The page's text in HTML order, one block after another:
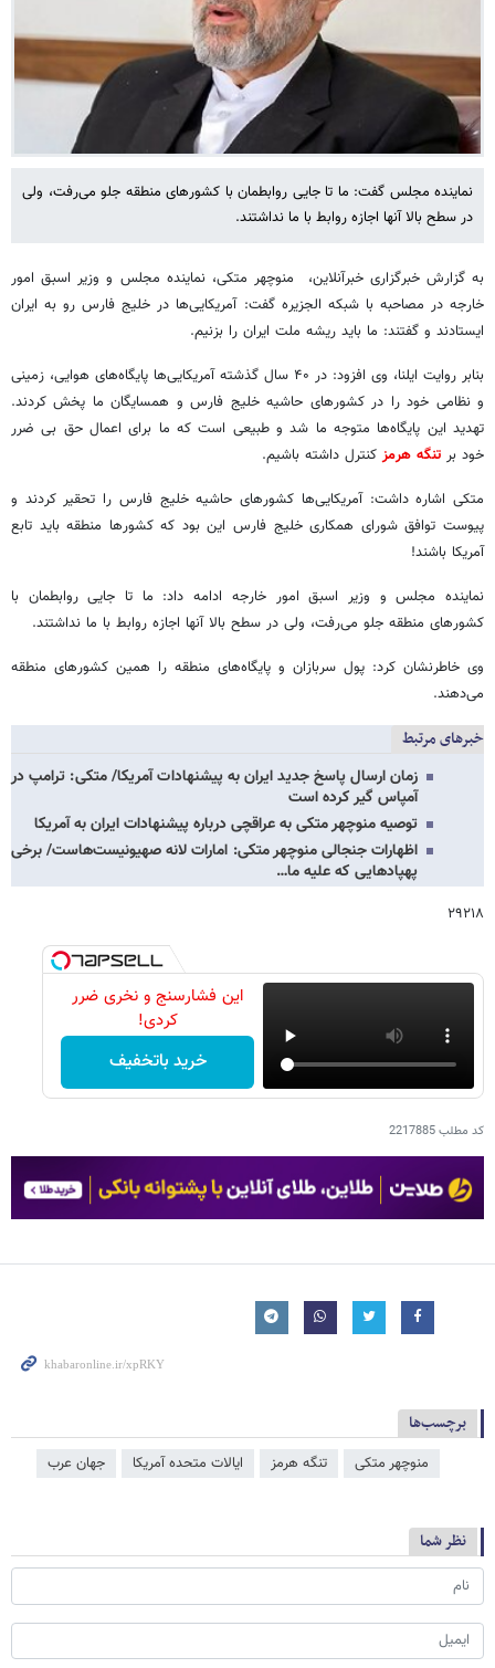
نماینده مجلس گفت: ما تا جایی روابطمان با کشورهای منطقه جلو می‌رفت، ولی
در سطح بالا آنها اجازه روابط با ما نداشتند.
به گزارش خبرگزاری خبرآنلاین، منوچهر متکی، نماینده مجلس و وزیر اسبق امور
خارجه در مصاحبه با شبکه الجزیره گفت: آمریکایی‌ها در خلیج فارس رو به ایران
ایستادند و گفتند: ما باید ریشه ملت ایران را بزنیم.
بنابر روایت ایلنا، وی افزود: در ۴۰ سال گذشته آمریکایی‌ها پایگاه‌های هوایی، زمینی
و نظامی خود را در کشورهای حاشیه خلیج فارس و همسایگان ما پخش کردند.
تهدید این پایگاه‌ها متوجه ما شد و طبیعی است که ما برای اعمال حق بی ضرر
خود بر تنگه هرمز کنترل داشته باشیم.
متکی اشاره داشت: آمریکایی‌ها کشورهای حاشیه خلیج فارس را تحقیر کردند و
پیوست توافق شورای همکاری خلیج فارس این بود که کشورها منطقه باید تابع
آمریکا باشند!
نماینده مجلس و وزیر اسبق امور خارجه ادامه داد: ما تا جایی روابطمان با
کشورهای منطقه جلو می‌رفت، ولی در سطح بالا آنها اجازه روابط با ما نداشتند.
وی خاطرنشان کرد: پول سربازان و پایگاه‌های منطقه را همین کشورهای منطقه
می‌دهند.
خبرهای مرتبط
زمان ارسال پاسخ جدید ایران به پیشنهادات آمریکا/ متکی: ترامپ در
آمپاس گیر کرده است
توصیه منوچهر متکی به عراقچی درباره پیشنهادات ایران به آمریکا
اظهارات جنجالی منوچهر متکی: امارات لانه صهیونیست‌هاست/ برخی
پهپادهایی که علیه ما…
۲۹۲۱۸
این فشارسنج و نخری ضرر
کردی!
خرید باتخفیف
کد مطلب2217885
برچسب‌ها
منوچهر متکی تنگه هرمز ایالات متحده آمریکا جهان عرب
نظر شما